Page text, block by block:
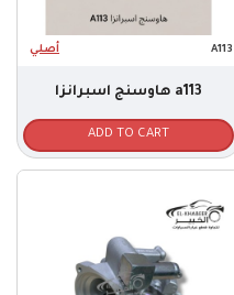
أصلي A113
هاوسنج اسبرانزا a113
ADD TO CART